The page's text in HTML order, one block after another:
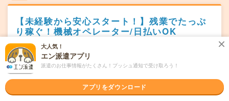
【未経験から安心スタート！】残業でたっぷ
り稼ぐ！機械オペレーター/日払いOK
職種未経験OK
勤務地
新潟県阿賀野市
大人気！
エン派遣アプリ
派遣のお仕事情報がたくさん！プッシュ通知で受け取ろう！
アプリをダウンロード